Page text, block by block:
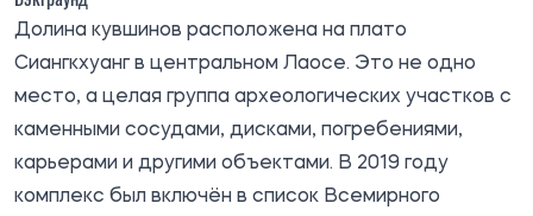
Долина кувшинов расположена на плато
Сиангкхуанг в центральном Лаосе. Это не одно
место, а целая группа археологических участков с
каменными сосудами, дисками, погребениями,
карьерами и другими объектами. В 2019 году
комплекс был включён в список Всемирного